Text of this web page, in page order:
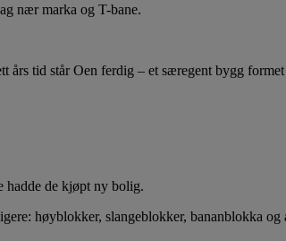
nær marka og T-bane.
tid står Oen ferdig – et særegent bygg
hadde de kjøpt ny bolig.
høyblokker, slangeblokker, bananblokka og